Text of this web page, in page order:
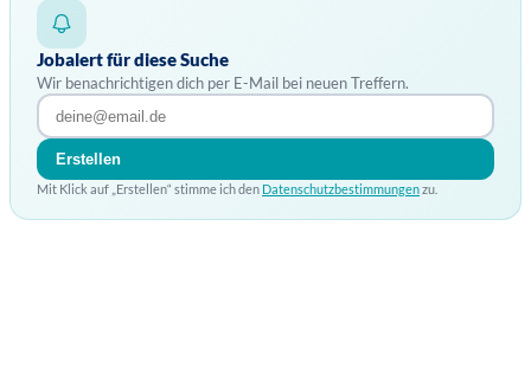
Jobalert für diese Suche
Wir benachrichtigen dich per E-Mail bei neuen Treffern.
Erstellen
Mit Klick auf „Erstellen“ stimme ich den Datenschutzbestimmungenzu.